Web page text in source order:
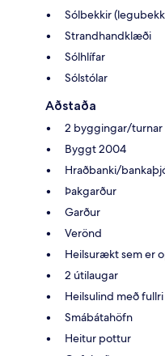
Sólbekkir
Strandhandklæði
Sólhlífar
Sólstólar
Aðstaða
2 byggingar/turnar
Byggt 2004
Hraðbanki/
Þakgarður
Garður
Verönd
Heilsurækt sem er
2 útilaugar
Heilsulind með
Smábátahöfn
Heitur pottur